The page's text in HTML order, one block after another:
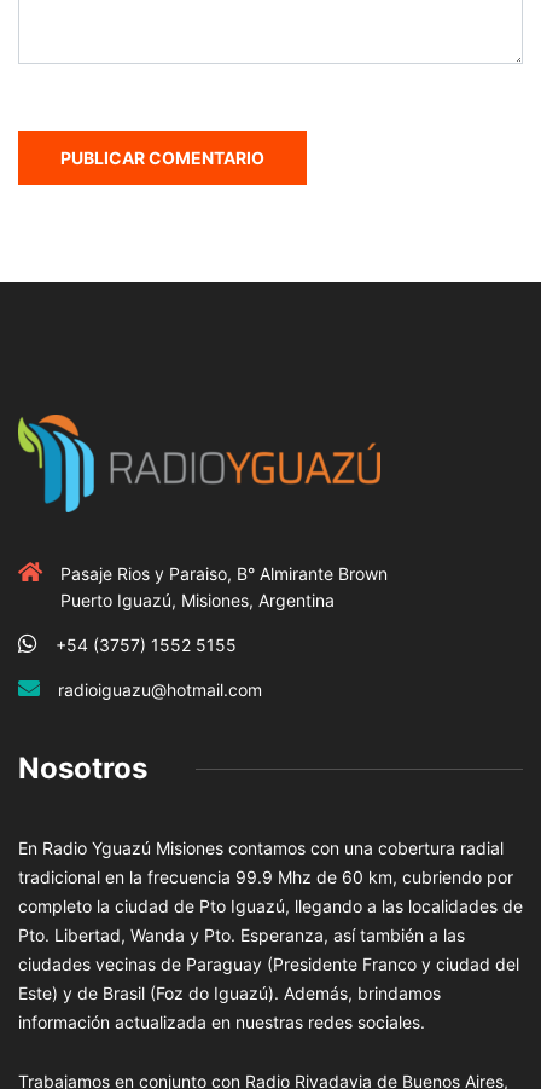
Pasaje Rios y Paraiso, B° Almirante Brown
Puerto Iguazú, Misiones, Argentina
+54 (3757) 1552 5155
radioiguazu@hotmail.com
Nosotros
En Radio Yguazú Misiones contamos con una cobertura radial
tradicional en la frecuencia 99.9 Mhz de 60 km, cubriendo por
completo la ciudad de Pto Iguazú, llegando a las localidades de
Pto. Libertad, Wanda y Pto. Esperanza, así también a las
ciudades vecinas de Paraguay (Presidente Franco y ciudad del
Este) y de Brasil (Foz do Iguazú). Además, brindamos
información actualizada en nuestras redes sociales.
Trabajamos en conjunto con Radio Rivadavia de Buenos Aires,